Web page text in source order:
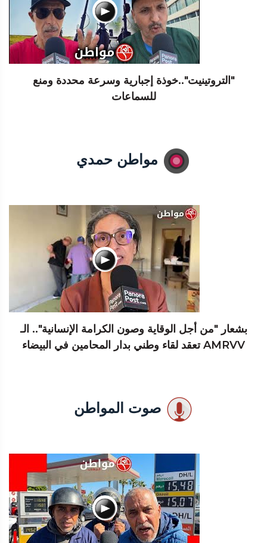
"التروتينيت"..خوذة إجبارية وسرعة محددة ومنع
للسماعات
مواطن حمدي
بشعار "من أجل الوقاية وصون الكرامة الإنسانية".. الـ
AMRVV تعقد لقاء وطني بدار المحامين في البيضاء
صوت المواطن